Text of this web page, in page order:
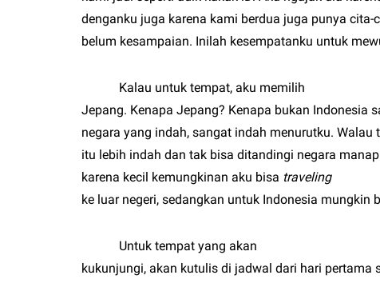
denganku juga karena kami berdua juga punya cita-
belum kesampaian. Inilah kesempatanku untuk
Kalau untuk tempat, aku memilih
Jepang. Kenapa Jepang? Kenapa bukan Indonesia
negara yang indah, sangat indah menurutku. Walau
itu lebih indah dan tak bisa ditandingi negara
karena kecil kemungkinan aku bisa traveling
ke luar negeri, sedangkan untuk Indonesia mungkin
Untuk tempat yang akan
kukunjungi, akan kutulis di jadwal dari hari pertama